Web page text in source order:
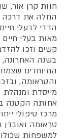
החלה את דרכה
הדדי לבעלי
מאות בעלי חיים
קשים וזכו
בשנה
המיוחדים
והטראומה,
מייסדת
אחותה הקטנה
מרכז טיפולי
טראומה
למשפחות